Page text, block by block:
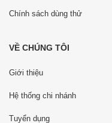
Chính sách dùng thử
VỀ CHÚNG TÔI
Giới thiệu
Hệ thống chi nhánh
Tuyển dụng